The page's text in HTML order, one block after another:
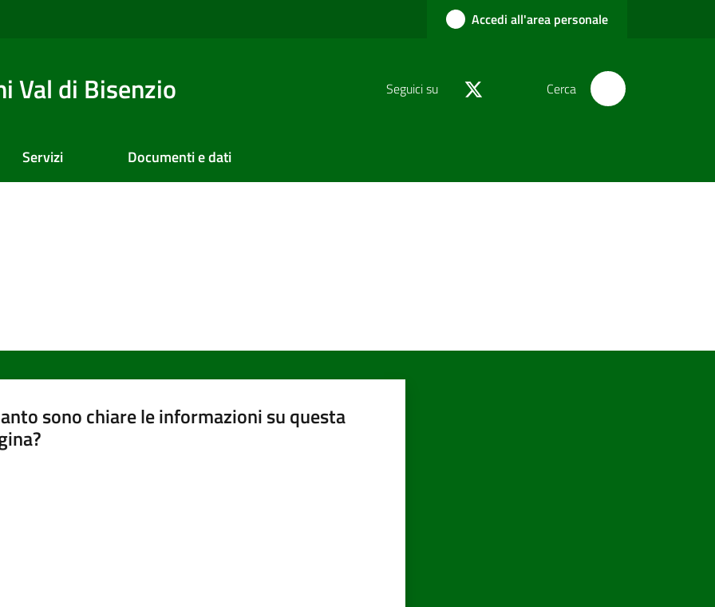
Accedi all'area personale
Val di Bisenzio Seguici su Cerca
Servizi Documenti e dati
sono chiare le informazioni su questa